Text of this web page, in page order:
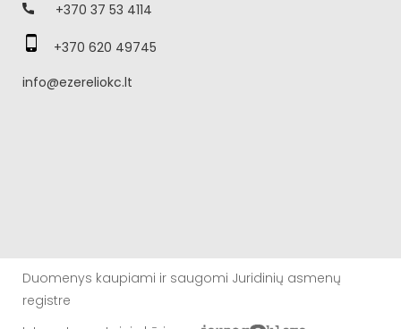
+370 37 53 4114
+370 620 49745
info@ezereliokc.lt
Duomenys kaupiami ir saugomi Juridinių asmenų
registre